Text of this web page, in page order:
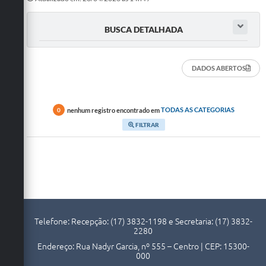
Legislação
Arquivos para Download
Contas Públicas
Licitação
BUSCA DETALHADA
DADOS ABERTOS
0 nenhum registro encontrado emTODAS AS CATEGORIAS
FILTRAR
Telefone: Recepção: (17) 3832-1198 e Secretaria: (17) 3832-
2280
Endereço: Rua Nadyr Garcia, nº 555 – Centro | CEP: 15300-
000